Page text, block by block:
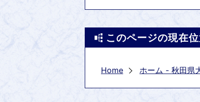
このページの現在
Home ホーム - 秋田県